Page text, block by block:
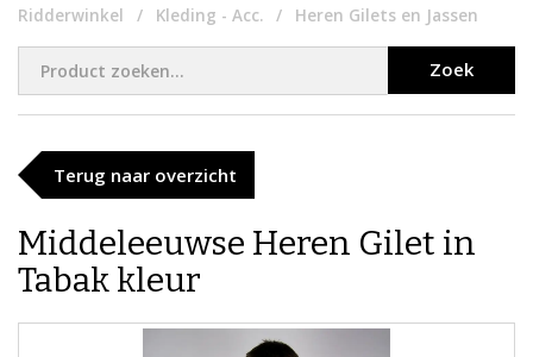
Ridderwinkel Kleding - Acc. Heren Gilets en Jassen
Zoek
Terug naar overzicht
Middeleeuwse Heren Gilet in
Tabak kleur